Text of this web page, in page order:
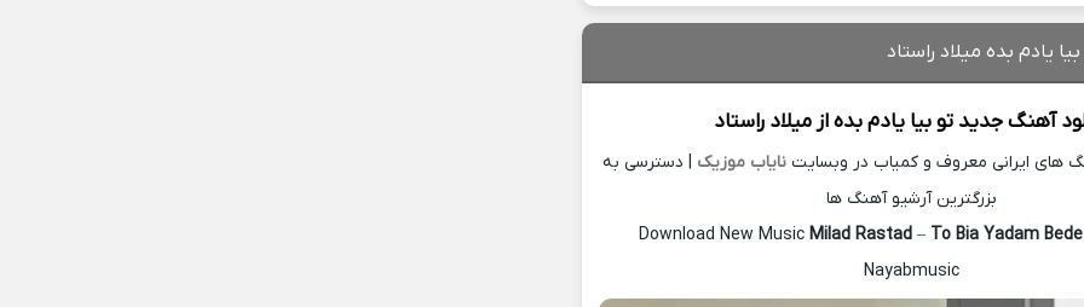
یادم بده میلاد راستاد
آهنگ جدید تو بیا یادم بده ازمیلاد راستاد
های ایرانی معروف و کمیاب در وبسایتنایاب موزیک | دسترسی به
بزرگترین آرشیو آهنگ ها
Download New MusicMilad Rastad – To Bia Yadam
Nayabmusic